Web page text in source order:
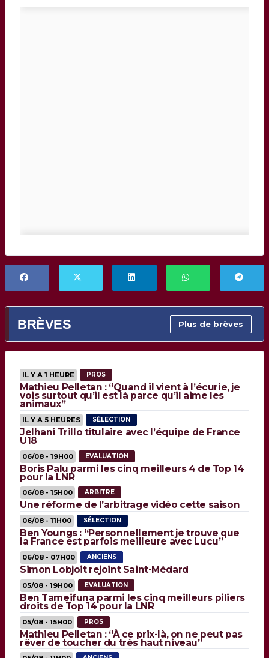
BRÈVES Plus de brèves
IL Y A 1 HEURE PROS
Mathieu Pelletan : “Quand il vient à l’écurie, je
vois surtout qu’il est là parce qu’il aime les
animaux”
IL Y A 5 HEURES SÉLECTION
Jelhani Trillo titulaire avec l’équipe de France
U18
06/08 - 19H00 EVALUATION
Boris Palu parmi les cinq meilleurs 4 de Top 14
pour la LNR
06/08 - 15H00 ARBITRE
Une réforme de l’arbitrage vidéo cette saison
06/08 - 11H00 SÉLECTION
Ben Youngs : “Personnellement je trouve que
la France est parfois meilleure avec Lucu”
06/08 - 07H00 ANCIENS
Simon Lobjoit rejoint Saint-Médard
05/08 - 19H00 EVALUATION
Ben Tameifuna parmi les cinq meilleurs piliers
droits de Top 14 pour la LNR
05/08 - 15H00 PROS
Mathieu Pelletan : “À ce prix-là, on ne peut pas
rêver de toucher du très haut niveau”